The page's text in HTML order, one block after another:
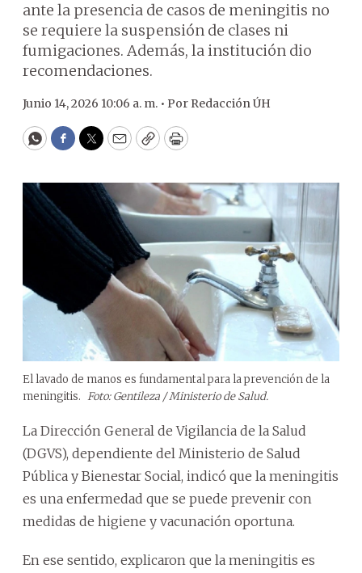
ante la presencia de casos de meningitis no
se requiere la suspensión de clases ni
fumigaciones. Además, la institución dio
recomendaciones.
Junio 14, 2026 10:06 a. m. • Por Redacción ÚH
WhatsApp
Facebook
Twitter
EmailCopyPrint
El lavado de manos es fundamental para la prevención de la
meningitis. Foto: Gentileza / Ministerio de Salud.
La Dirección General de Vigilancia de la Salud
(DGVS), dependiente del Ministerio de Salud
Pública y Bienestar Social, indicó que la meningitis
es una enfermedad que se puede prevenir con
medidas de higiene y vacunación oportuna.
En ese sentido, explicaron que la meningitis es